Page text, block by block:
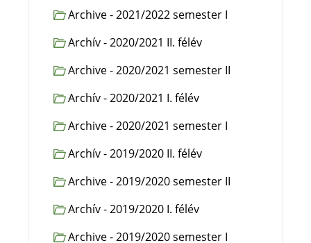
Archive - 2021/2022 semester I
Archív - 2020/2021 II. félév
Archive - 2020/2021 semester II
Archív - 2020/2021 I. félév
Archive - 2020/2021 semester I
Archív - 2019/2020 II. félév
Archive - 2019/2020 semester II
Archív - 2019/2020 I. félév
Archive - 2019/2020 semester I